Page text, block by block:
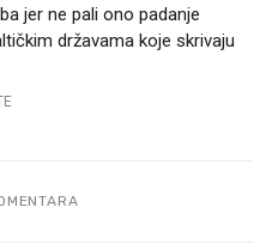
jer ne pali ono padanje
državama koje skrivaju